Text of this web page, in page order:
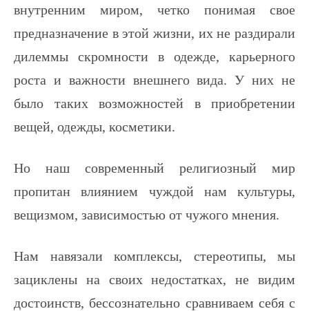
внутренним миром, четко понимая свое
предназначение в этой жизни, их не раздирали
дилеммы скромности в одежде, карьерного
роста и важности внешнего вида. У них не
было таких возможностей в приобретении
вещей, одежды, косметики.
Но наш современный религиозный мир
пропитан влиянием чуждой нам культуры,
вещизмом, зависимостью от чужого мнения.
Нам навязали комплексы, стереотипы, мы
зациклены на своих недостатках, не видим
достоинств, бессознательно сравниваем себя с